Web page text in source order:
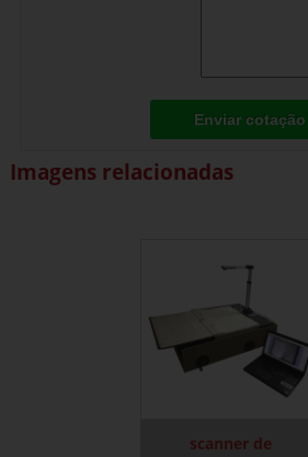
Enviar cotação
Imagens relacionadas
scanner de